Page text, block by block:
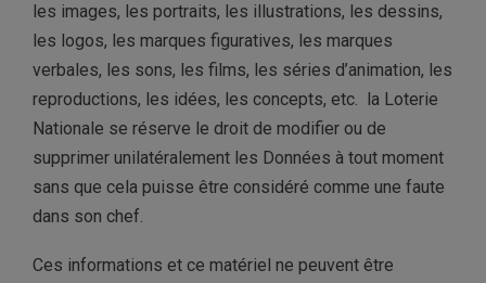
les images, les portraits, les illustrations, les dessins,
les logos, les marques figuratives, les marques
verbales, les sons, les films, les séries d’animation, les
reproductions, les idées, les concepts, etc. la Loterie
Nationale se réserve le droit de modifier ou de
supprimer unilatéralement les Données à tout moment
sans que cela puisse être considéré comme une faute
dans son chef.
Ces informations et ce matériel ne peuvent être